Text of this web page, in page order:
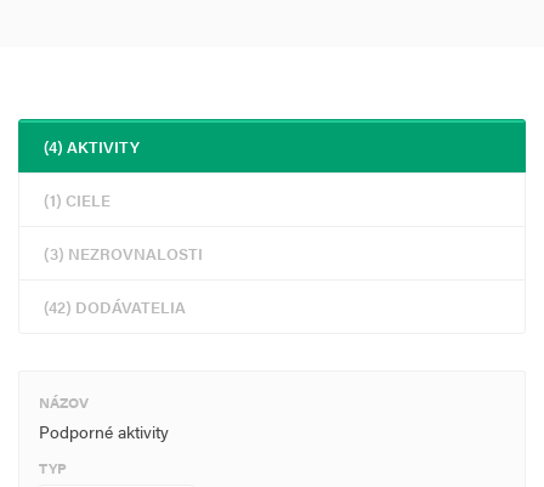
(4) AKTIVITY
(1) CIELE
(3) NEZROVNALOSTI
(42) DODÁVATELIA
NÁZOV
Podporné aktivity
TYP